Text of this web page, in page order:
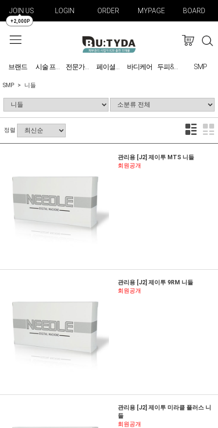
JOIN US
+2,000P
LOGIN ORDER MYPAGE BOARD
브랜드 시술 프로그램 전문가용 미용기기 페이셜케어 바디케어 두피&탈모 관리 SMP
SMP 니들
정렬
관리용 [J2] 제이투 MTS 니들
회원공개
관리용 [J2] 제이투 9RM 니들
회원공개
관리용 [J2] 제이투 미라클 플러스 니
들
회원공개